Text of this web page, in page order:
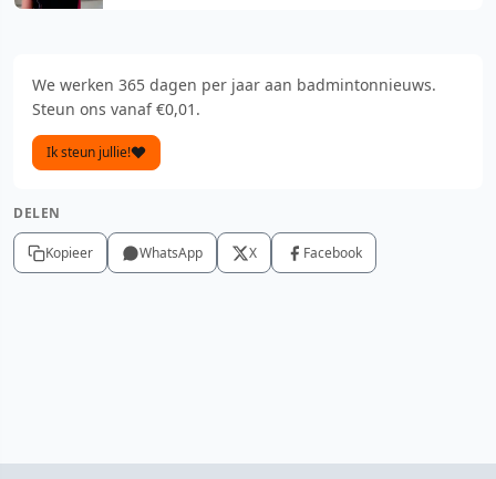
We werken 365 dagen per jaar aan badmintonnieuws.
Steun ons vanaf €0,01.
Ik steun jullie!
DELEN
Kopieer WhatsApp X Facebook